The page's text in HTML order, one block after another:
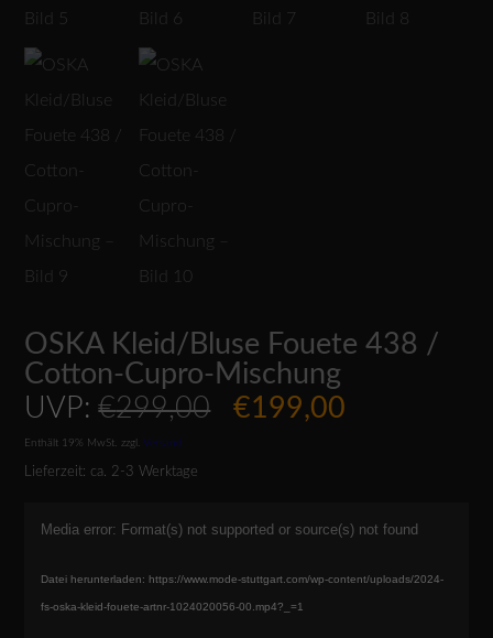
OSKA Kleid/Bluse Fouete 438 /
Cotton-Cupro-Mischung
UVP: €299,00
Ursprünglicher
€199,00Aktueller
Enthält 19% MwSt. zzgl.Versand
Lieferzeit: ca. 2-3 Werktage
Media error: Format(s) not supported or source(s) not found
Datei herunterladen: https://www.mode-stuttgart.com/wp-content/uploads/2024-
fs-oska-kleid-fouete-artnr-1024020056-00.mp4?_=1